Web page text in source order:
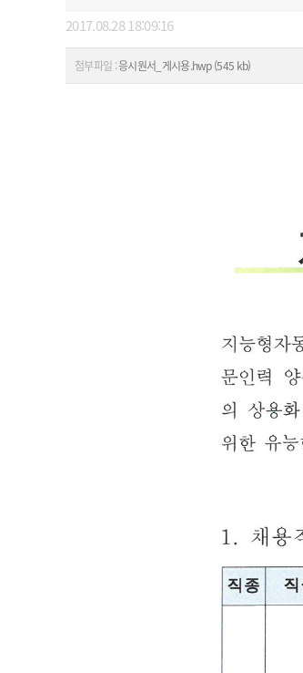
2017.08.28 18:09:16
첨부파일 :응시원서_게시용.hwp (545 kb)